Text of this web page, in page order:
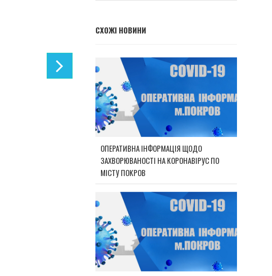
СХОЖІ НОВИНИ
ОПЕРАТИВНА ІНФОРМАЦІЯ ЩОДО
ЗАХВОРЮВАНОСТІ НА КОРОНАВІРУС ПО
МІСТУ ПОКРОВ